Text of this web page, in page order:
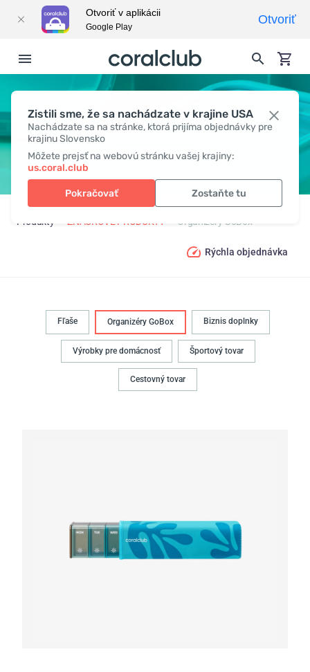
Zistili sme, že sa nachádzate v krajine USA
Nachádzate sa na stránke, ktorá prijíma objednávky pre
krajinu Slovensko
Môžete prejsť na webovú stránku vašej krajiny:
us.coral.club
Pokračovať Zostaňte tu
ORGANIZÉRY GOBOX
Produkty ZNAČKOVÉ PRODUKTY Organizéry GoBox
Rýchla objednávka
Fľaše Organizéry GoBox Biznis doplnky
Výrobky pre domácnosť Športový tovar
Cestovný tovar
Otvoriť v aplikácii
Google Play
Otvoriť